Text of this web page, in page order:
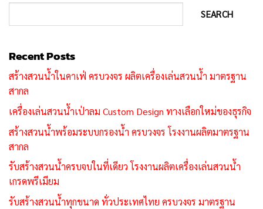
SEARCH
Recent Posts
สร้างสวนน้ำในคาเฟ่ ครบวงจร ผลิตเครื่องเล่นสวนน้ำ มาตรฐาน
สากล
เครื่องเล่นสวนน้ำเป่าลม Custom Design ทางเลือกใหม่ของธุรกิจ
สร้างสวนน้ำพร้อมระบบกรองน้ำ ครบวงจร โรงงานผลิตมาตรฐาน
สากล
รับสร้างสวนน้ำครบจบในที่เดียว โรงงานผลิตเครื่องเล่นสวนน้ำ
เกรดพรีเมียม
รับสร้างสวนน้ำทุกขนาด ทั่วประเทศไทย ครบวงจร มาตรฐาน